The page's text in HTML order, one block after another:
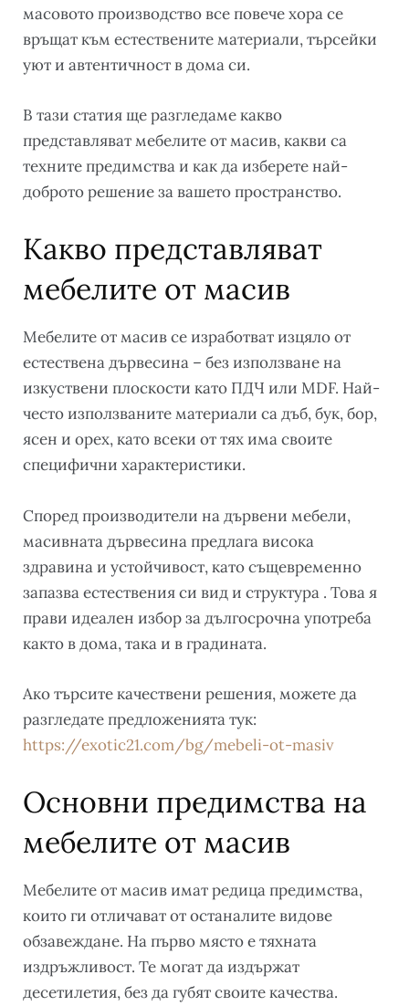
масовото производство все повече хора се
връщат към естествените материали, търсейки
уют и автентичност в дома си.
В тази статия ще разгледаме какво
представляват мебелите от масив, какви са
техните предимства и как да изберете най-
доброто решение за вашето пространство.
Какво представляват
мебелите от масив
Мебелите от масив се изработват изцяло от
естествена дървесина – без използване на
изкуствени плоскости като ПДЧ или MDF. Най-
често използваните материали са дъб, бук, бор,
ясен и орех, като всеки от тях има своите
специфични характеристики.
Според производители на дървени мебели,
масивната дървесина предлага висока
здравина и устойчивост, като същевременно
запазва естествения си вид и структура . Това я
прави идеален избор за дългосрочна употреба
както в дома, така и в градината.
Ако търсите качествени решения, можете да
разгледате предложенията тук:
https://exotic21.com/bg/mebeli-ot-masiv
Основни предимства на
мебелите от масив
Мебелите от масив имат редица предимства,
които ги отличават от останалите видове
обзавеждане. На първо място е тяхната
издръжливост. Те могат да издържат
десетилетия, без да губят своите качества.